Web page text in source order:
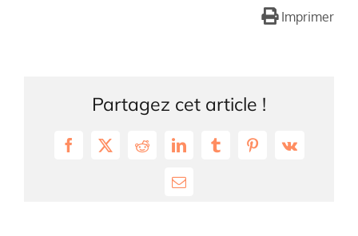
Imprimer
Partagez cet article !
Facebook
X RedditLinkedInTumblrPinterest
Vk
Email